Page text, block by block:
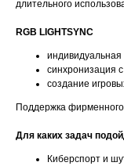
длительного
RGB LIGHTSYNC
синхронизация
создание
Поддержка
Для каких задач
Киберспорт и